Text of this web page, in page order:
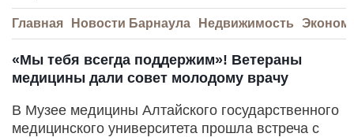
Главная Новости Барнаула Недвижимость
«Мы тебя всегда поддержим»! Ветераны
медицины дали совет молодому врачу
В Музее медицины Алтайского государственного
медицинского университета прошла встреча с